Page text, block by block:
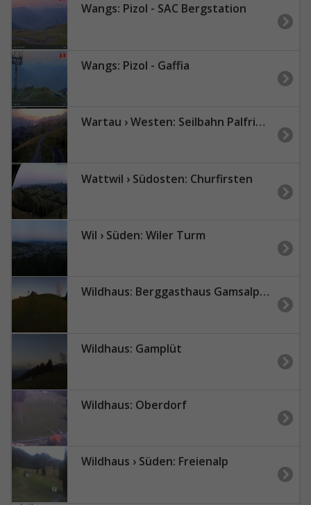
Wangs: Pizol - SAC Bergstation
Wangs: Pizol - Gaffia
Wartau › Westen: Seilbahn Palfries - Churfirsten
Wattwil › Südosten: Churfirsten
Wil › Süden: Wiler Turm
Wildhaus: Berggasthaus Gamsalp - Gamser Rugg - Wildhuser Schafberg - Säntis
Wildhaus: Gamplüt
Wildhaus: Oberdorf
Wildhaus › Süden: Freienalp